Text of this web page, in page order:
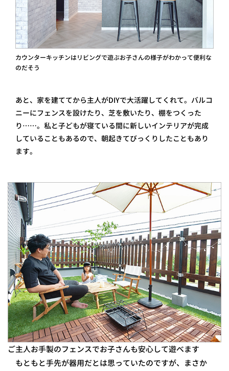
カウンターキッチンはリビングで遊ぶお子さんの様子がわかって便利な
のだそう
あと、家を建ててから主人がDIYで大活躍してくれて。バルコ
ニーにフェンスを設けたり、芝を敷いたり、棚をつくった
り……。私と子どもが寝ている間に新しいインテリアが完成
していることもあるので、朝起きてびっくりしたこともあり
ます。
ご主人お手製のフェンスでお子さんも安心して遊べます
もともと手先が器用だとは思っていたのですが、まさか